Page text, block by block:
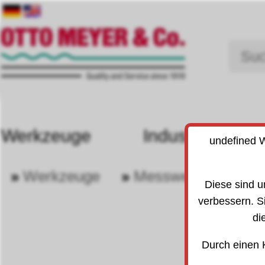
Werkzeuge Industriebedarf
» Werkzeuge » Messwerkzeuge 3033
undefined
Diese sind
verbessern.
Durch einen